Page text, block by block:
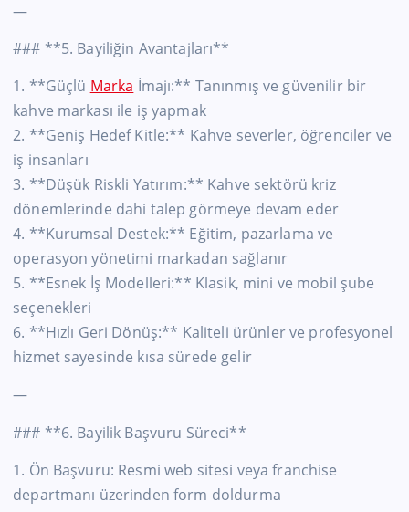
—
### **5. Bayiliğin Avantajları**
1. **Güçlü Marka İmajı:** Tanınmış ve güvenilir bir
kahve markası ile iş yapmak
2. **Geniş Hedef Kitle:** Kahve severler, öğrenciler ve
iş insanları
3. **Düşük Riskli Yatırım:** Kahve sektörü kriz
dönemlerinde dahi talep görmeye devam eder
4. **Kurumsal Destek:** Eğitim, pazarlama ve
operasyon yönetimi markadan sağlanır
5. **Esnek İş Modelleri:** Klasik, mini ve mobil şube
seçenekleri
6. **Hızlı Geri Dönüş:** Kaliteli ürünler ve profesyonel
hizmet sayesinde kısa sürede gelir
—
### **6. Bayilik Başvuru Süreci**
1. Ön Başvuru: Resmi web sitesi veya franchise
departmanı üzerinden form doldurma